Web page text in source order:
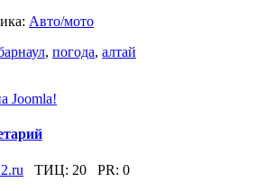
Авто/мото
, погода, алтай
ТИЦ: 20 PR: 0